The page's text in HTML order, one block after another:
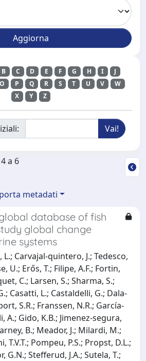
B C D E F G H I
J
O P Q R S T U V
W
X
Y Z
a 6
metadati
database of fish
global change
systems
Carvajal‐quintero, J.; Tedesco,
U.; Erős, T.; Filipe, A.F.; Fortin,
C.; Larsen, S.; Sharma, S.;
Casatti, L.; Castaldelli, G.; Dala‐
S.R.; Franssen, N.R.; García‐
A.; Gido, K.B.; Jimenez‐segura,
B.; Meador, J.; Milardi, M.;
T.V.T.; Pompeu, P.S.; Propst, D.L.;
G.N.; Stefferud, J.A.; Sutela, T.;